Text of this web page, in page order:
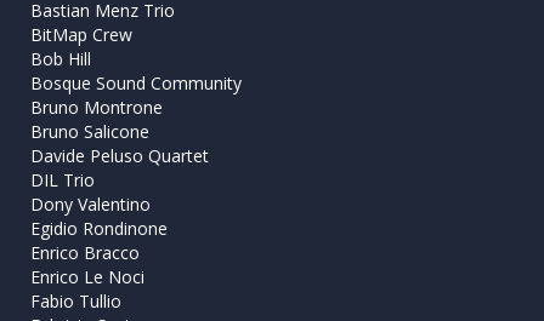
Bastian Menz Trio
BitMap Crew
Bob Hill
Bosque Sound Community
Bruno Montrone
Bruno Salicone
Davide Peluso Quartet
DIL Trio
Dony Valentino
Egidio Rondinone
Enrico Bracco
Enrico Le Noci
Fabio Tullio